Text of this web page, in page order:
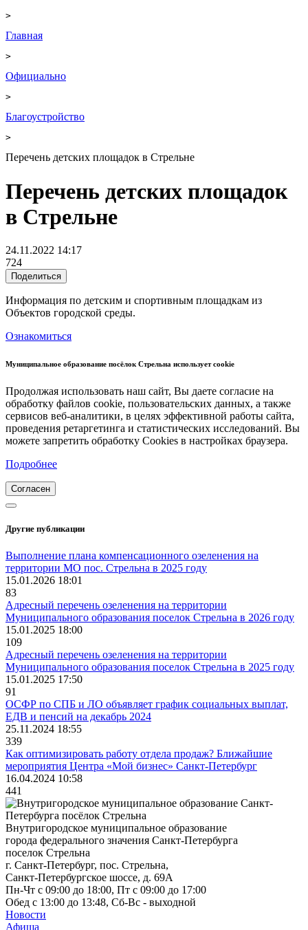
>
Главная
>
Официально
>
Благоустройство
>
Перечень детских площадок в Стрельне
Перечень детских площадок
в Стрельне
24.11.2022 14:17
724
Поделиться
Информация по детским и спортивным площадкам из
Объектов городской среды.
Ознакомиться
Муниципальное образование посёлок Стрельна использует cookie
Продолжая использовать наш сайт, Вы даете согласие на
обработку файлов cookie, пользовательских данных, а также
сервисов веб-аналитики, в целях эффективной работы сайта,
проведения ретаргетинга и статистических исследований. Вы
можете запретить обработку Cookies в настройках браузера.
Подробнее
Согласен
Другие публикации
Выполнение плана компенсационного озеленения на
территории МО пос. Стрельна в 2025 году
15.01.2026 18:01
83
Адресный перечень озеленения на территории
Муниципального образования поселок Стрельна в 2026 году
15.01.2025 18:00
109
Адресный перечень озеленения на территории
Муниципального образования поселок Стрельна в 2025 году
15.01.2025 17:50
91
ОСФР по СПБ и ЛО объявляет график социальных выплат,
ЕДВ и пенсий на декабрь 2024
25.11.2024 18:55
339
Как оптимизировать работу отдела продаж? Ближайшие
мероприятия Центра «Мой бизнес» Санкт-Петербург
16.04.2024 10:58
441
Внутригородское муниципальное образование
города федерального значения Санкт-Петербурга
поселок Стрельна
г. Санкт-Петербург, пос. Стрельна,
Санкт-Петербургское шоссе, д. 69А
Пн-Чт с 09:00 до 18:00, Пт с 09:00 до 17:00
Обед с 13:00 до 13:48, Сб-Вс - выходной
Новости
Афиша